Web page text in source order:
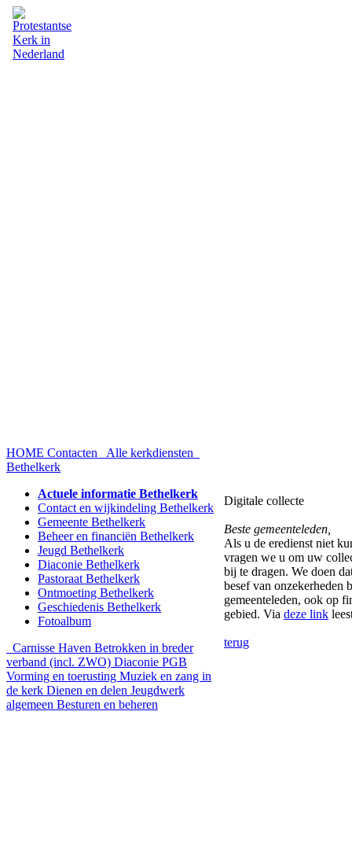
HOME Contacten
Alle kerkdiensten
Bethelkerk
Actuele informatie Bethelkerk
Contact en wijkindeling Bethelkerk
Gemeente Bethelkerk
Beheer en financiën Bethelkerk
Jeugd Bethelkerk
Diaconie Bethelkerk
Pastoraat Bethelkerk
Ontmoeting Bethelkerk
Geschiedenis Bethelkerk
Fotoalbum
Carnisse Haven Betrokken in breder
verband (incl. ZWO) Diaconie PGB
Vorming en toerusting Muziek en zang in
de kerk Dienen en delen Jeugdwerk
algemeen Besturen en beheren
Digitale collecte
Beste gemeenteleden,
Als u de eredienst niet
vragen we u om uw
bij te dragen. We doen
besef van onzekerheden
gemeenteleden, ook op
gebied. Via deze link
terug